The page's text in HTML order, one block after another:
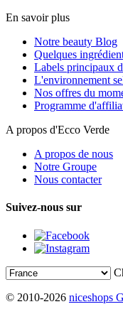
En savoir plus
Notre beauty Blog
Quelques
Labels principaux
L'environnement
Nos offres du
Programme
A propos d'Ecco Verde
A propos de nous
Notre Groupe
Nous contacter
Suivez-nous sur
© 2010-2026 niceshops